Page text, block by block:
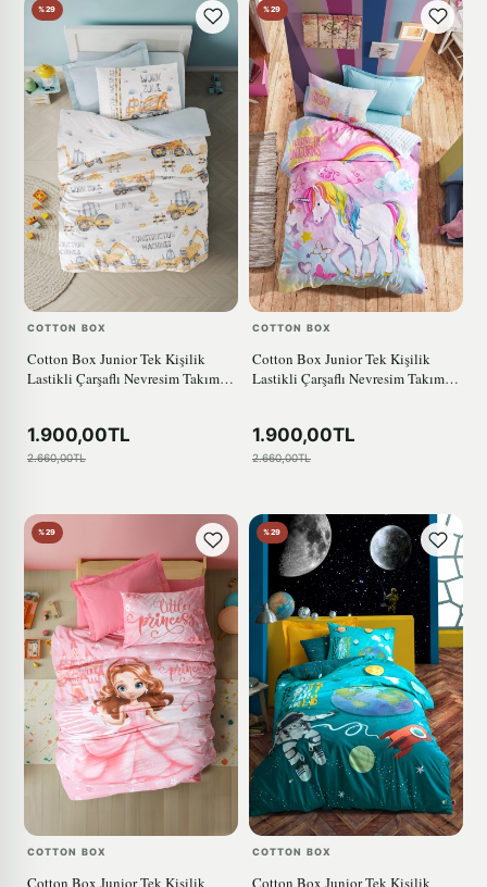
%29
COTTON BOX
Cotton Box Junior Tek Kişilik
Lastikli Çarşaflı Nevresim Takımı
1.900,00TL
2.660,00TL
%29
COTTON BOX
Cotton Box Junior Tek Kişilik
Lastikli Çarşaflı Nevresim Takımı
1.900,00TL
2.660,00TL
%29
COTTON BOX
Cotton Box Junior Tek Kişilik
%29
COTTON BOX
Cotton Box Junior Tek Kişilik